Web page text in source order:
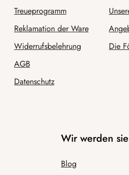
Treueprogramm
Reklamation der Ware
Widerrufsbelehrung
AGB
Datenschutz
Die
Wir werden
Blog